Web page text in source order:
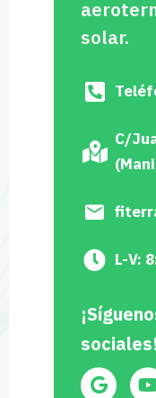
solar.
C/
L-V:
sociales!